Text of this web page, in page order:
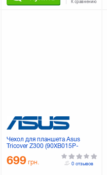
К сравнению
Чехол для планшета Asus
Tricover Z300 (90XB015P-
699 грн. 0 отзывов